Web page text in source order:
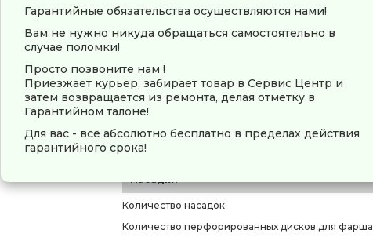
Функции и управление
Дисплей
Индикация
Реверс
Количество скоростей
Самозатачивающийся нож
Насадки
Количество насадок
Количество перфорированных дисков для фарша
Гарантийные обязательства осуществляются нами!
Вам не нужно никуда обращаться самостоятельно в
случае поломки!
Просто позвоните нам !
Приезжает курьер, забирает товар в Сервис Центр и
затем возвращается из ремонта, делая отметку в
Гарантийном талоне!
Для вас - всё абсолютно бесплатно в пределах действия
гарантийного срока!